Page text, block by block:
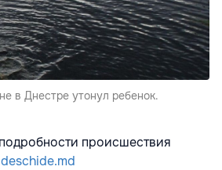
в Днестре утонул ребенок.
происшествия
deschide.md